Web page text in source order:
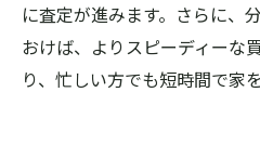
魅力
スタッフ対応の丁
因
に査定が進みます。さらに、
おけば、よりスピーディーな
り、忙しい方でも短時間で家